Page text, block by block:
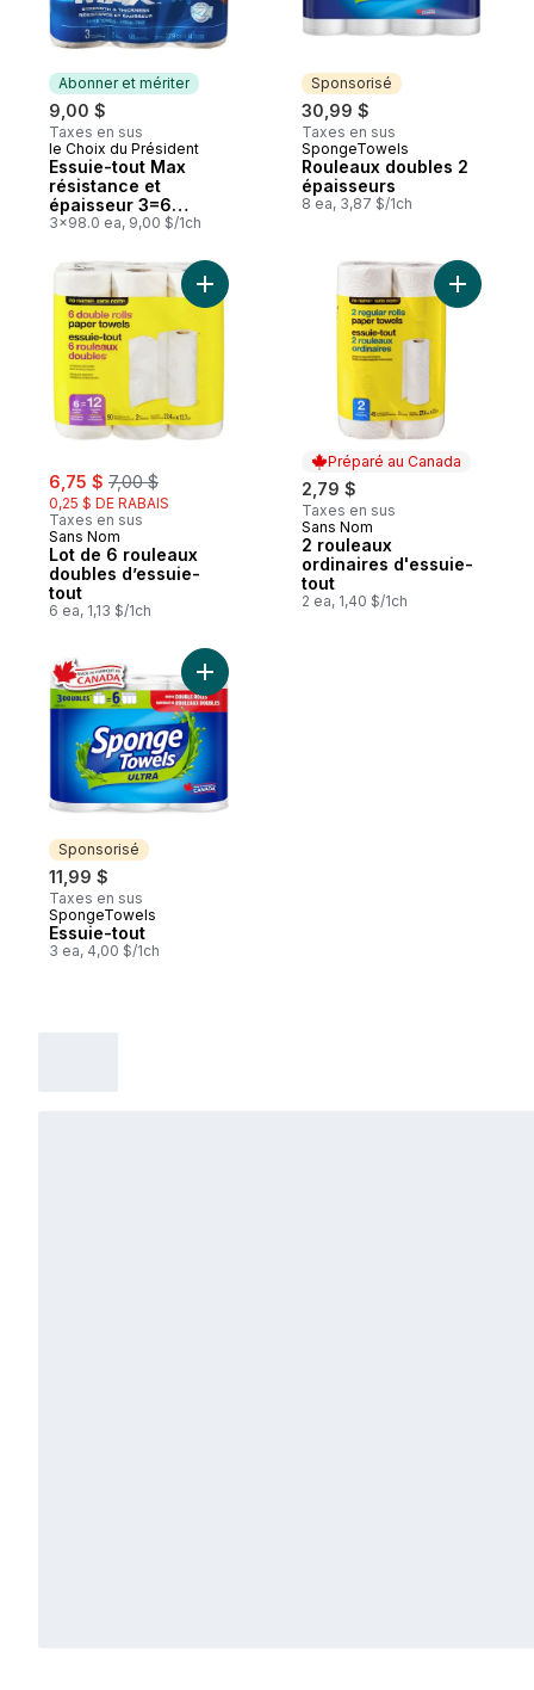
Abonner et mériter
9,00 $
Taxes en sus
Abonner et mériter
le Choix du Président
Essuie-tout Max
résistance et
épaisseur 3=6
rouleaux
3x98.0 ea, 9,00 $/1ch
Sponsorisé
30,99 $
Taxes en sus
Sponsorisé
SpongeTowels
Rouleaux doubles 2
épaisseurs
8 ea, 3,87 $/1ch
sale:
6,75 $ , formerly:
7,00 $
0,25 $ DE RABAIS
Taxes en sus
Sans Nom
Lot de 6 rouleaux
doubles d’essuie-
tout
6 ea, 1,13 $/1ch
Ajouter Lot de 6 rouleaux doubles
Préparé au Canada
2,79 $
Taxes en sus
Préparé au Canada
Sans Nom
2 rouleaux
ordinaires d'essuie-
tout
2 ea, 1,40 $/1ch
Ajouter 2
Sponsorisé
11,99 $
Taxes en sus
Sponsorisé
SpongeTowels
Essuie-tout
3 ea, 4,00 $/1ch
Ajouter Essuie-tout au panier